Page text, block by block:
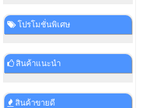
โปรโมชั่นพิเศษ
สินค้าแนะนำ
สินค้าขายดี